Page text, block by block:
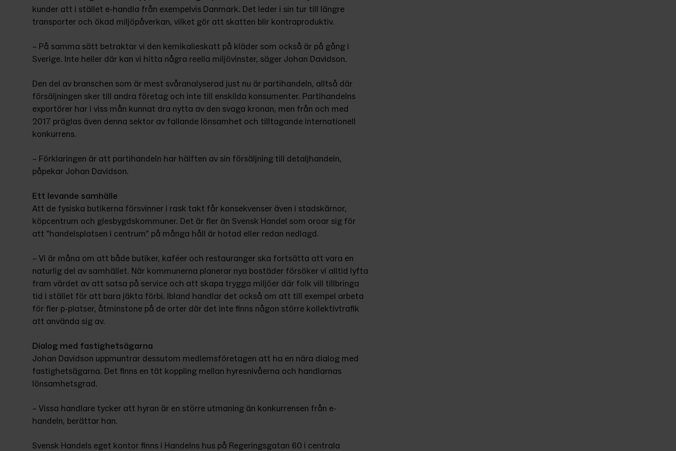
kunder att i stället e-handla från exempelvis Danmark. Det leder i sin tur till längre
transporter och ökad miljöpåverkan, vilket gör att skatten blir kontraproduktiv.
– På samma sätt betraktar vi den kemikalieskatt på kläder som också är på gång i
Sverige. Inte heller där kan vi hitta några reella miljövinster, säger Johan Davidson.
Den del av branschen som är mest svåranalyserad just nu är partihandeln, alltså där
försäljningen sker till andra företag och inte till enskilda konsumenter. Partihandelns
exportörer har i viss mån kunnat dra nytta av den svaga kronan, men från och med
2017 präglas även denna sektor av fallande lönsamhet och tilltagande internationell
konkurrens.
– Förklaringen är att partihandeln har hälften av sin försäljning till detaljhandeln,
påpekar Johan Davidson.
Ett levande samhälle
Att de fysiska butikerna försvinner i rask takt får konsekvenser även i stadskärnor,
köpcentrum och glesbygdskommuner. Det är fler än Svensk Handel som oroar sig för
att ”handelsplatsen i centrum” på många håll är hotad eller redan nedlagd.
– Vi är måna om att både butiker, kaféer och restauranger ska fortsätta att vara en
naturlig del av samhället. När kommunerna planerar nya bostäder försöker vi alltid lyfta
fram värdet av att satsa på service och att skapa trygga miljöer där folk vill tillbringa
tid i stället för att bara jäkta förbi. Ibland handlar det också om att till exempel arbeta
för fler p-platser, åtminstone på de orter där det inte finns någon större kollektivtrafik
att använda sig av.
Dialog med fastighetsägarna
Johan Davidson uppmuntrar dessutom medlemsföretagen att ha en nära dialog med
fastighetsägarna. Det finns en tät koppling mellan hyresnivåerna och handlarnas
lönsamhetsgrad.
– Vissa handlare tycker att hyran är en större utmaning än konkurrensen från e-
handeln, berättar han.
Svensk Handels eget kontor finns i Handelns hus på Regeringsgatan 60 i centrala